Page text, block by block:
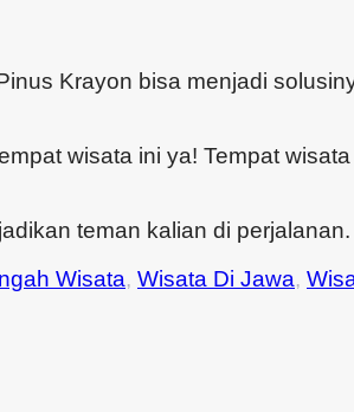
Krayon bisa menjadi
wisata ini ya! Tempat
teman kalian di perjalanan.
Wisata, Wisata Di Jawa,